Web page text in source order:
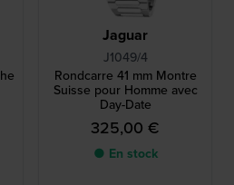
Jaguar
J1049/4
Rondcarre 41 mm Montre
Suisse pour Homme avec
Day-Date
325,00 €
● En stock